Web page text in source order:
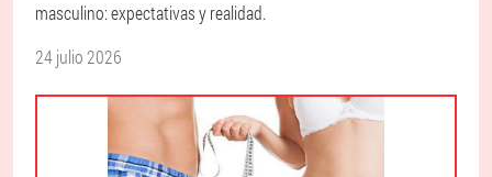
masculino: expectativas y realidad.
24 julio 2026